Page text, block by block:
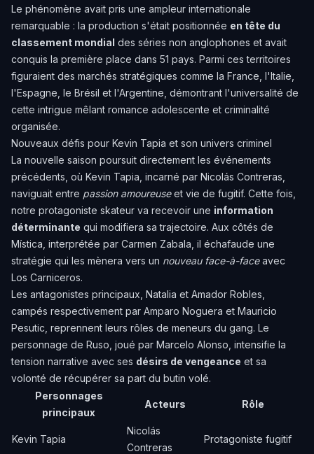
Le phénomène avait pris une ampleur internationale
remarquable : la production s'était positionnée en tête du
classement mondial des séries non anglophones et avait
conquis la première place dans 51 pays. Parmi ces territoires
figuraient des marchés stratégiques comme la France, l'Italie,
l'Espagne, le Brésil et l'Argentine, démontrant l'universalité de
cette intrigue mêlant romance adolescente et criminalité
organisée.
Nouveaux défis pour Kevin Tapia et son univers criminel
La nouvelle saison poursuit directement les événements
précédents, où Kevin Tapia, incarné par Nicolás Contreras,
naviguait entre passion amoureuseet vie de fugitif. Cette fois,
notre protagoniste skateur va recevoir une information
déterminante qui modifiera sa trajectoire. Aux côtés de
Mística, interprétée par Carmen Zabala, il échafaude une
stratégie qui les mènera vers un nouveau face-à-faceavec
Los Carniceros.
Les antagonistes principaux, Natalia et Amador Robles,
campés respectivement par Amparo Noguera et Mauricio
Pesutic, reprennent leurs rôles de meneurs du gang. Le
personnage de Ruso, joué par Marcelo Alonso, intensifie la
tension narrative avec ses désirs de vengeance et sa
volonté de récupérer sa part du butin volé.
Personnages
principaux
Acteurs Rôle
Kevin Tapia
Nicolás
Contreras
Protagoniste fugitif